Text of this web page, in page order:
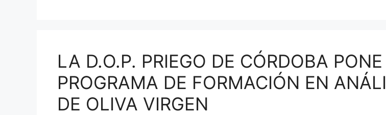
LA D.O.P. PRIEGO DE CÓRDOBA
PROGRAMA DE FORMACIÓN EN
DE OLIVA VIRGEN